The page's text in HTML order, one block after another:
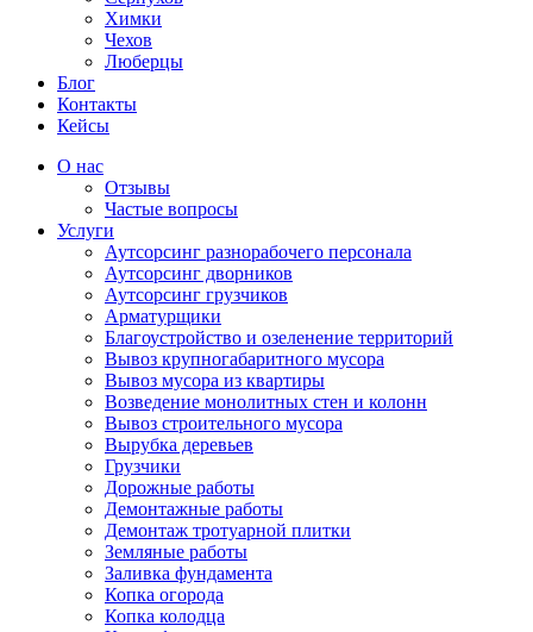
Химки
Чехов
Люберцы
Блог
Контакты
Кейсы
О нас
Отзывы
Частые вопросы
Услуги
Аутсорсинг разнорабочего персонала
Аутсорсинг дворников
Аутсорсинг грузчиков
Арматурщики
Благоустройство и озеленение территорий
Вывоз крупногабаритного мусора
Вывоз мусора из квартиры
Возведение монолитных стен и колонн
Вывоз строительного мусора
Вырубка деревьев
Грузчики
Дорожные работы
Демонтажные работы
Демонтаж тротуарной плитки
Земляные работы
Заливка фундамента
Копка огорода
Копка колодца